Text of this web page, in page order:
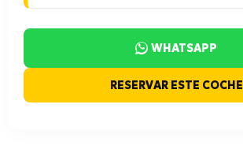
WHATSAPP
RESERVAR ESTE COCHE